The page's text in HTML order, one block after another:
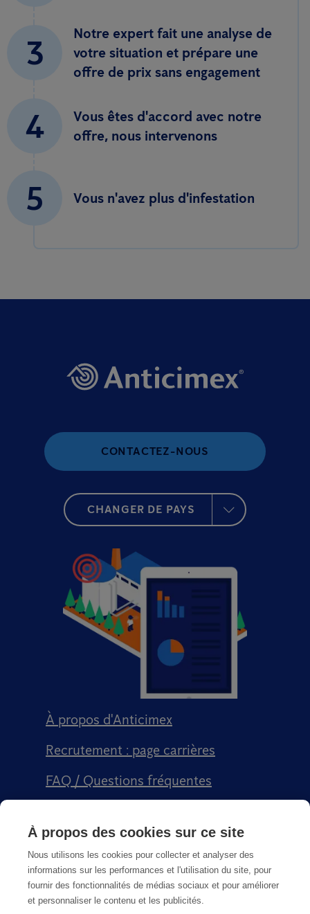
3
Notre expert fait une analyse de
votre situation et prépare une
offre de prix sans engagement
4
Vous êtes d'accord avec notre
offre, nous intervenons
5 Vous n'avez plus d'infestation
CONTACTEZ-NOUS
CHANGER DE PAYS
À propos d'Anticimex
Recrutement : page carrières
FAQ / Questions fréquentes
Conditions générales de vente CGPS
À propos des cookies sur ce site
Nous utilisons les cookies pour collecter et analyser des
informations sur les performances et l'utilisation du site, pour
fournir des fonctionnalités de médias sociaux et pour améliorer
et personnaliser le contenu et les publicités.